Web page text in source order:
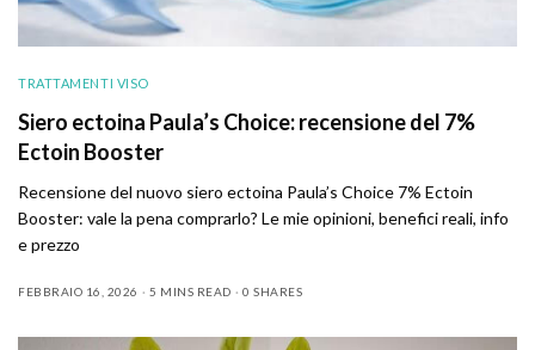
TRATTAMENTI VISO
Siero ectoina Paula’s Choice: recensione del 7%
Ectoin Booster
Recensione del nuovo siero ectoina Paula’s Choice 7% Ectoin
Booster: vale la pena comprarlo? Le mie opinioni, benefici reali, info
e prezzo
FEBBRAIO 16, 2026 5 MINS READ 0 SHARES